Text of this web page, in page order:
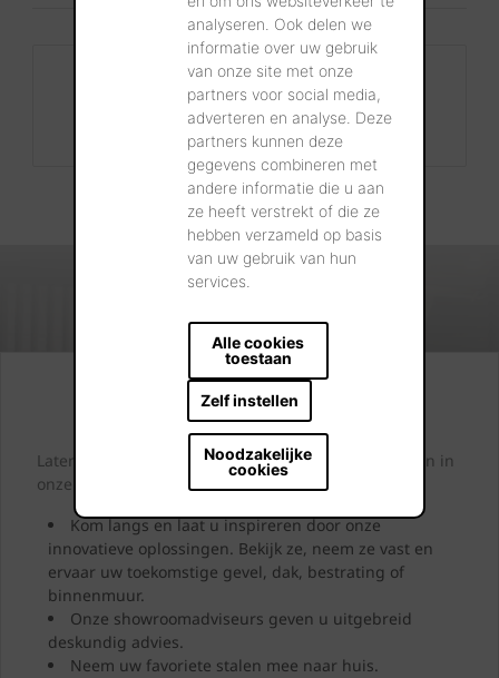
analyseren. Ook delen we
informatie over uw gebruik
van onze site met onze
partners voor social media,
adverteren en analyse. Deze
partners kunnen deze
gegevens combineren met
andere informatie die u aan
ze heeft verstrekt of die ze
hebben verzameld op basis
van uw gebruik van hun
services.
Alle cookies
toestaan
Zelf instellen
Noodzakelijke
cookies
Contact
+32 56 24 96 38
info@wienerberger.be
Kijk. Droom. Kies.
Laten we samen letterlijk uw dromen tastbaar maken in
onze showrooms.
Kom langs en laat u inspireren door onze
innovatieve oplossingen. Bekijk ze, neem ze vast en
ervaar uw toekomstige gevel, dak, bestrating of
binnenmuur.
Onze showroomadviseurs geven u uitgebreid
deskundig advies.
Neem uw favoriete stalen mee naar huis.